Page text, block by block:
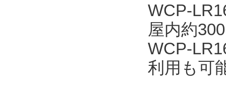
WCP-
屋内約
WCP-
利用も可